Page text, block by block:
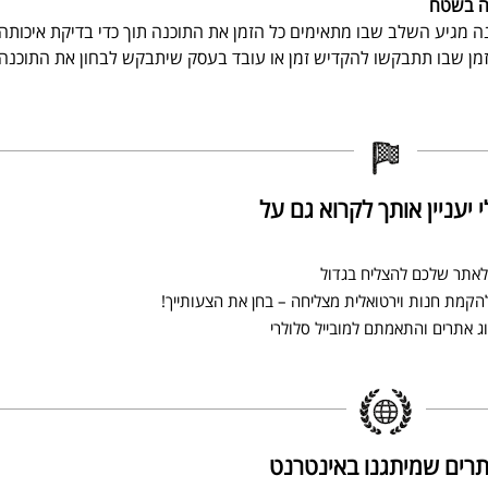
בשטח
מגיע השלב שבו מתאימים כל הזמן את התוכנה תוך כדי בדיקת
שבו תתבקשו להקדיש זמן או עובד בעסק שיתבקש לבחון את
יעניין אותך לקרוא גם על
אתרים והתאמתם למובייל סלולרי
שמיתגנו באינטרנט